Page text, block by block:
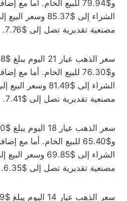
و$79.94 للبيع الخام. أما
مصنعية تقديرية تصل إلى $7.76.
و$76.30 للبيع الخام. أما
مصنعية تقديرية تصل إلى $7.41.
و$65.40 للبيع الخام. أما
مصنعية تقديرية تصل إلى $6.35.